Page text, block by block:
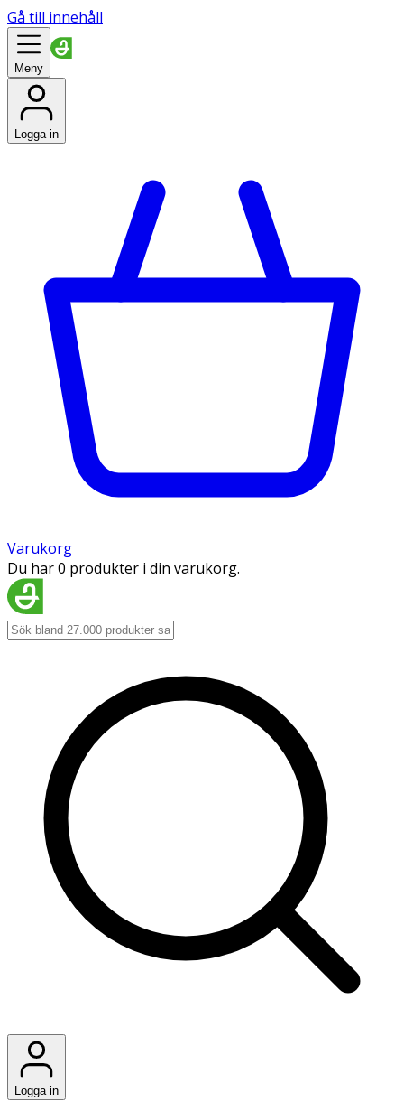
Gå till innehåll
Meny
Logga in
Varukorg
Du har 0 produkter i din varukorg.
Logga in